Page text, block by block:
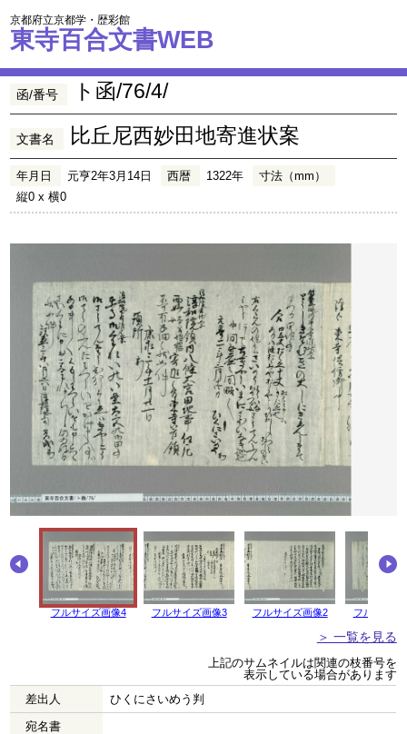
京都府立京都学・歴彩館
東寺百合文書WEB
函/番号 ト函/76/4/
文書名 比丘尼西妙田地寄進状案
年月日 元亨2年3月14日 西暦 1322年
寸法（mm）
縦0 x 横0
フルサイズ画像4 フルサイズ画像3 フルサイズ画像2 フルサイズ
＞ 一覧を見る
上記のサムネイルは関連の枝番号を
表示している場合があります
差出人
ひくにさいめう判
宛名書